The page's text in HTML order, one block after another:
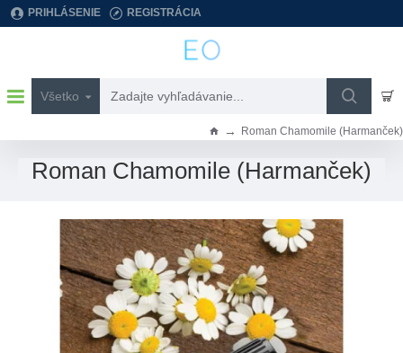
PRIHLÁSENIE REGISTRÁCIA
Všetko
Zadajte
Roman Chamomile (Harmanček)
h
m
Roman Chamomile (Harmanček)